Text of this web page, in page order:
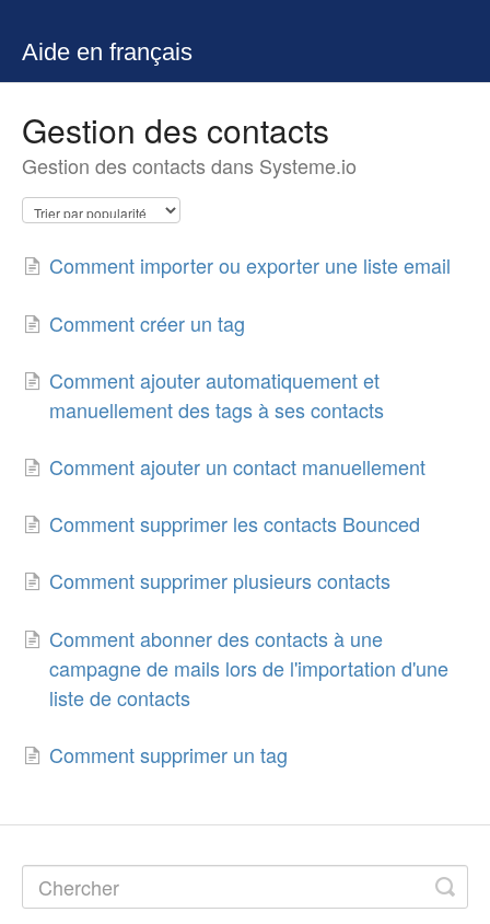
Aide en français
Gestion des contacts
Gestion des contacts dans Systeme.io
Comment importer ou exporter une liste email
Comment créer un tag
Comment ajouter automatiquement et
manuellement des tags à ses contacts
Comment ajouter un contact manuellement
Comment supprimer les contacts Bounced
Comment supprimer plusieurs contacts
Comment abonner des contacts à une
campagne de mails lors de l'importation d'une
liste de contacts
Comment supprimer un tag